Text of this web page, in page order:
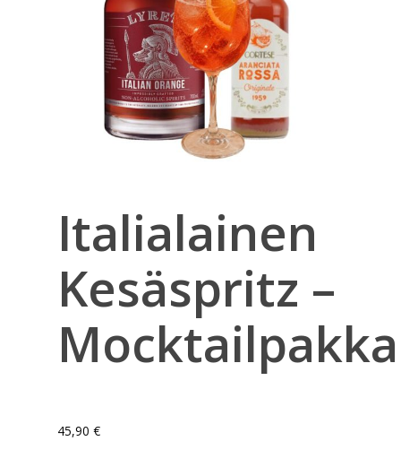
Italialainen
Kesäspritz –
45,90 €